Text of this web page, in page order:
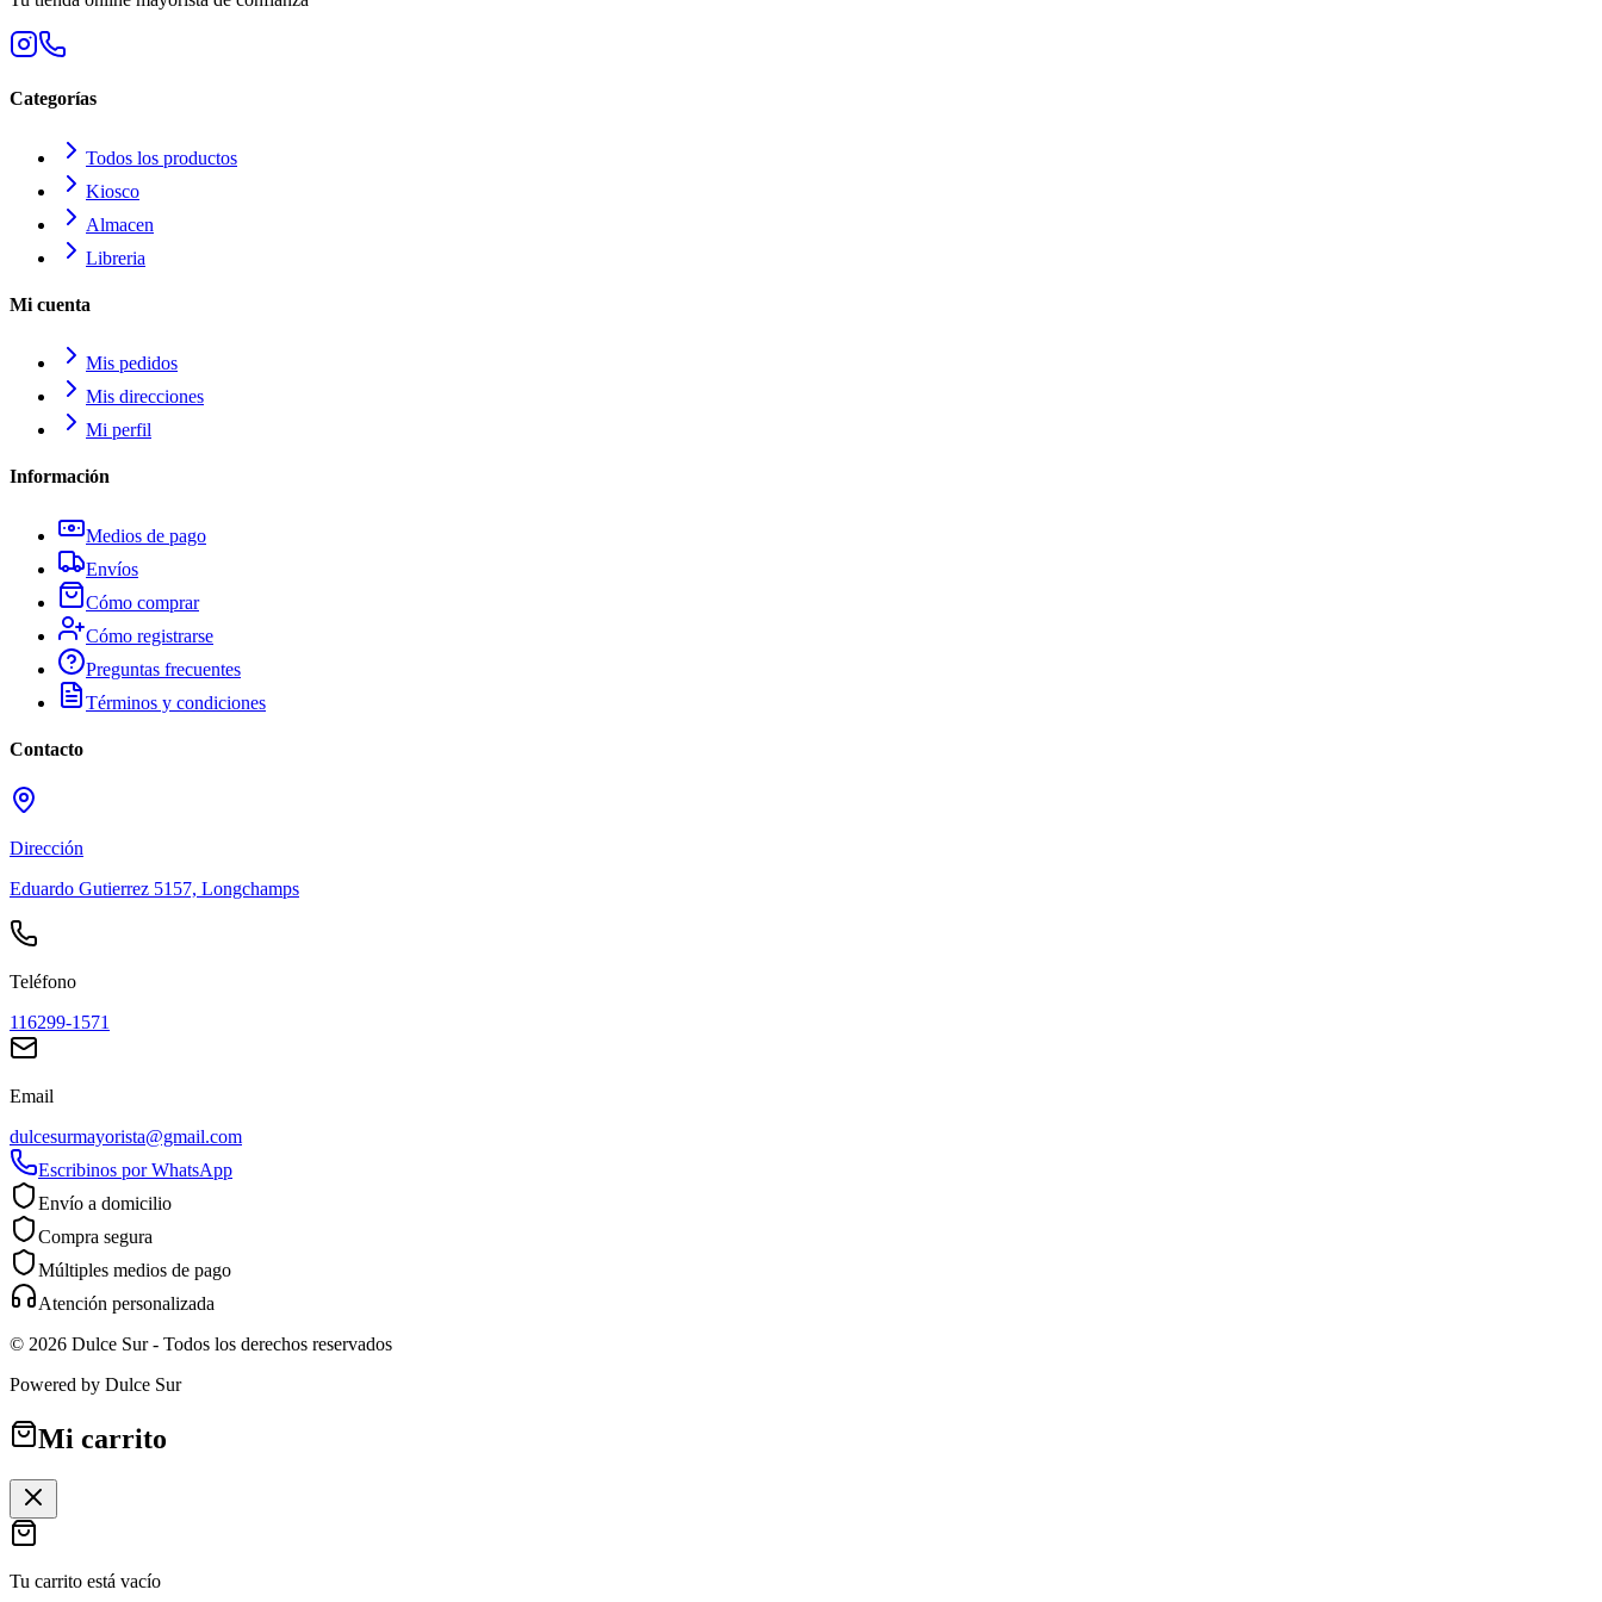
Categorías
Todos los productos
Kiosco
Almacen
Libreria
Mi cuenta
Mis pedidos
Mis direcciones
Mi perfil
Información
Medios de pago
Envíos
Cómo comprar
Cómo registrarse
Preguntas frecuentes
Términos y condiciones
Contacto
Dirección
Eduardo Gutierrez 5157, Longchamps
Teléfono
116299-1571
Email
dulcesurmayorista@gmail.com
Escribinos por WhatsApp
Envío a domicilio
Compra segura
Múltiples medios de pago
Atención personalizada
© 2026 Dulce Sur- Todos los derechos reservados
Powered by Dulce Sur
Mi carrito
Tu carrito está vacío